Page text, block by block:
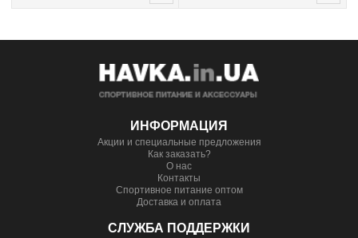
ИНФОРМАЦИЯ
Акции и специальные предложения
Как заказать?
О нас
Контакты
Спортивное питание оптом
Доставка и оплата
СЛУЖБА ПОДДЕРЖКИ